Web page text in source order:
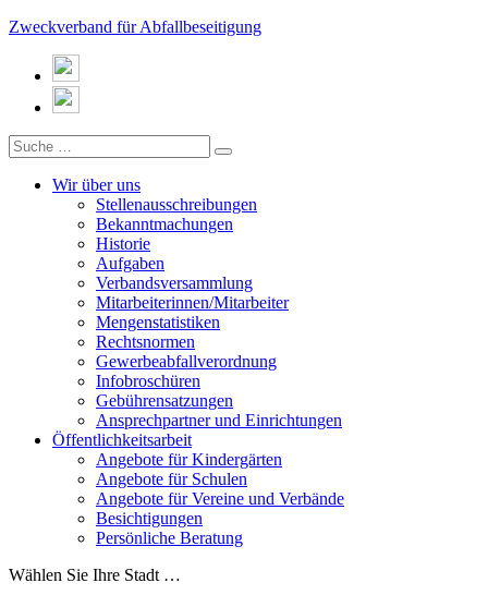
Zweckverband für Abfallbeseitigung
Wir über uns
Stellenausschreibungen
Bekanntmachungen
Historie
Aufgaben
Verbandsversammlung
Mitarbeiterinnen/Mitarbeiter
Mengenstatistiken
Rechtsnormen
Gewerbeabfallverordnung
Infobroschüren
Gebührensatzungen
Ansprechpartner und Einrichtungen
Öffentlichkeitsarbeit
Angebote für Kindergärten
Angebote für Schulen
Angebote für Vereine und Verbände
Besichtigungen
Persönliche Beratung
Wählen Sie Ihre Stadt …